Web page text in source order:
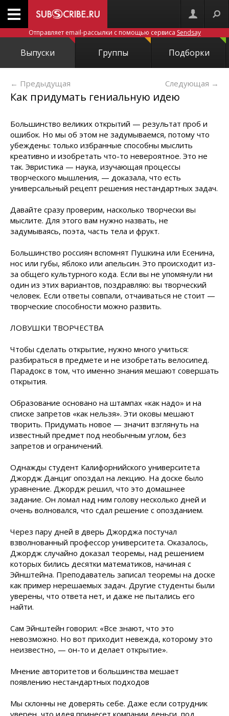
Отправляет email-рассылки с помощью сервиса Sendsay
Выпуски Группы Подборки
← Предыдущая Следующая →
Как придумать гениальную идею
Большинство великих открытий — результат проб и
ошибок. Но мы об этом не задумываемся, потому что
убеждены: только избранные способны мыслить
креативно и изобретать что-то невероятное. Это не
так. Эвристика — наука, изучающая процессы
творческого мышления, — доказала, что есть
универсальный рецепт решения нестандартных задач.
Давайте сразу проверим, насколько творчески вы
мыслите. Для этого вам нужно назвать, не
задумываясь, поэта, часть тела и фрукт.
Большинство россиян вспомнят Пушкина или Есенина,
нос или губы, яблоко или апельсин. Это происходит из-
за общего культурного кода. Если вы не упомянули ни
один из этих вариантов, поздравляю: вы творческий
человек. Если ответы совпали, отчаиваться не стоит —
творческие способности можно развить.
ЛОВУШКИ ТВОРЧЕСТВА
Чтобы сделать открытие, нужно много учиться:
разбираться в предмете и не изобретать велосипед.
Парадокс в том, что именно знания мешают совершать
открытия.
Образование основано на штампах «как надо» и на
списке запретов «как нельзя». Эти оковы мешают
творить. Придумать новое — значит взглянуть на
известный предмет под необычным углом, без
запретов и ограничений.
Однажды студент Калифорнийского университета
Джордж Данциг опоздал на лекцию. На доске было
уравнение. Джордж решил, что это домашнее
задание. Он ломал над ним голову несколько дней и
очень волновался, что сдал решение с опозданием.
Через пару дней в дверь Джорджа постучал
взволнованный профессор университета. Оказалось,
Джордж случайно доказал теоремы, над решением
которых бились десятки математиков, начиная с
Эйнштейна. Преподаватель записал теоремы на доске
как пример нерешаемых задач. Другие студенты были
уверены, что ответа нет, и даже не пытались его
найти.
Сам Эйнштейн говорил: «Все знают, что это
невозможно. Но вот приходит невежда, которому это
неизвестно, — он-то и делает открытие».
Мнение авторитетов и большинства мешает
появлению нестандартных подходов
Мы склонны не доверять себе. Даже если сотрудник
уверен, что идея принесет компании деньги, под